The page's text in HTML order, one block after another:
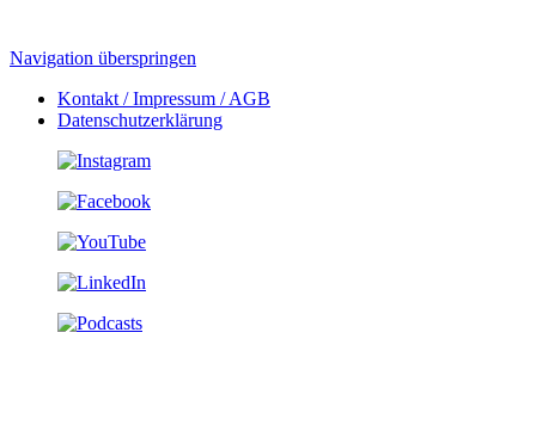
Navigation überspringen
Kontakt / Impressum / AGB
Datenschutzerklärung